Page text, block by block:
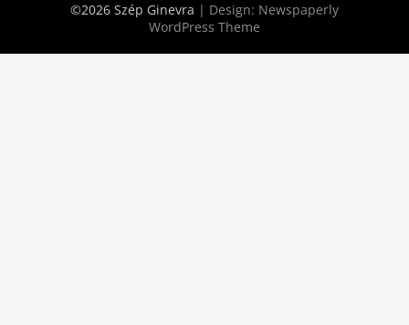
©2026 Szép Ginevra | Design: Newspaperly
WordPress Theme